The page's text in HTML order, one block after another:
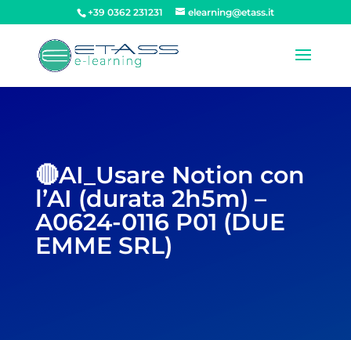
+39 0362 231231 elearning@etass.it
🔴AI_Usare Notion con
l’AI (durata 2h5m) –
A0624-0116 P01 (DUE
EMME SRL)